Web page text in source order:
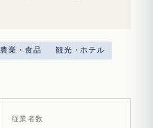
農業・食品 観光・ホテル
従業者数